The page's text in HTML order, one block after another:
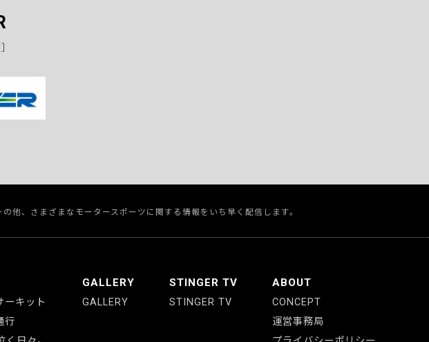
他、さまざまなモータースポーツに関する情報をいち早く配信します。
ーキット
行
GALLERY
GALLERY
STINGER TV
STINGER TV
ABOUT
CONCEPT
運営事務局